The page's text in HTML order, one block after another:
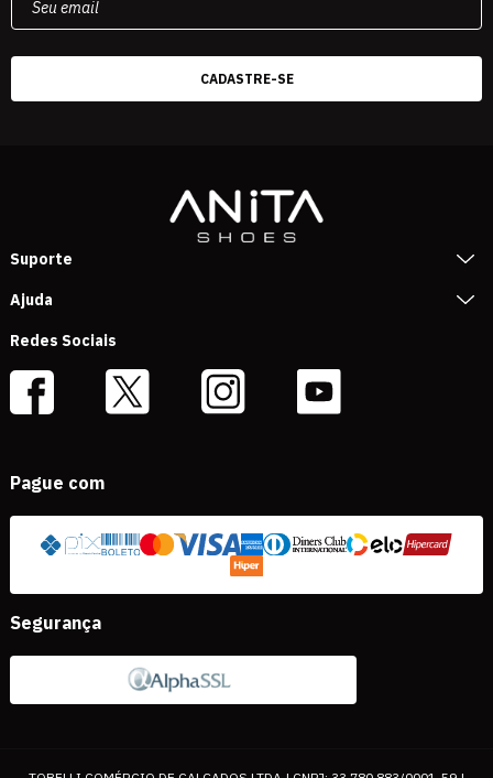
Suporte
Ajuda
Redes Sociais
Pague com
Segurança